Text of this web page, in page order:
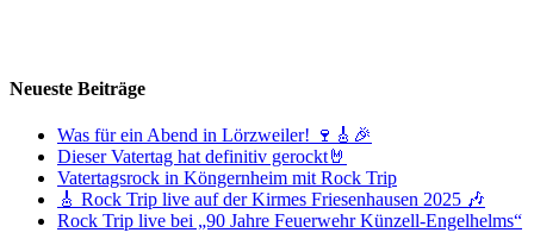
Neueste Beiträge
Was für ein Abend in Lörzweiler! 🍷🎸🎉
Dieser Vatertag hat definitiv gerockt🤘
Vatertagsrock in Köngernheim mit Rock Trip
🎸 Rock Trip live auf der Kirmes Friesenhausen 2025 🎶
Rock Trip live bei „90 Jahre Feuerwehr Künzell-Engelhelms“